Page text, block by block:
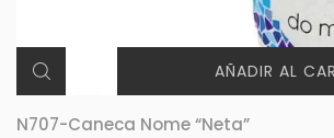
AÑADIR AL
N707-Caneca Nome “Neta”